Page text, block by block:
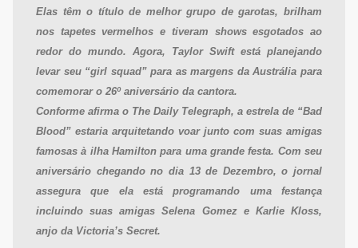
Elas têm o título de melhor grupo de garotas, brilham
nos tapetes vermelhos e tiveram shows esgotados ao
redor do mundo. Agora, Taylor Swift está planejando
levar seu “girl squad” para as margens da Austrália para
comemorar o 26º aniversário da cantora.
Conforme afirma o The Daily Telegraph, a estrela de “Bad
Blood” estaria arquitetando voar junto com suas amigas
famosas à ilha Hamilton para uma grande festa. Com seu
aniversário chegando no dia 13 de Dezembro, o jornal
assegura que ela está programando uma festança
incluindo suas amigas Selena Gomez e Karlie Kloss,
anjo da Victoria’s Secret.